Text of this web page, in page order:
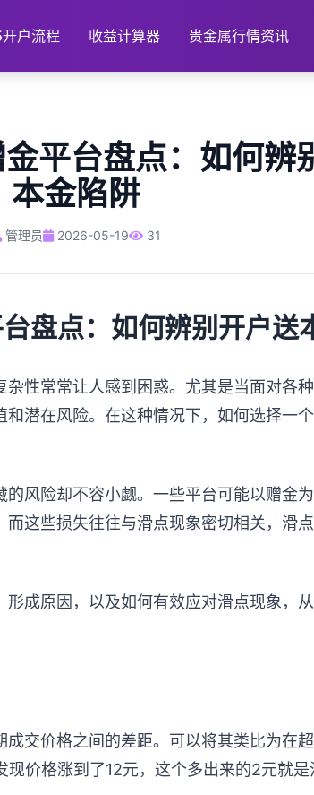
户流程 收益计算器 贵金属行情资讯
平台盘点：如何辨
本金陷阱
管理员 2026-05-19 31
盘点：如何辨别开户送
性常常让人感到困惑。尤其是当面对各
潜在风险。在这种情况下，如何选择一
风险却不容小觑。一些平台可能以赠金
这些损失往往与滑点现象密切相关，滑
成原因，以及如何有效应对滑点现象，
交价格之间的差距。可以将其类比为在
价格涨到了12元，这个多出来的2元就是